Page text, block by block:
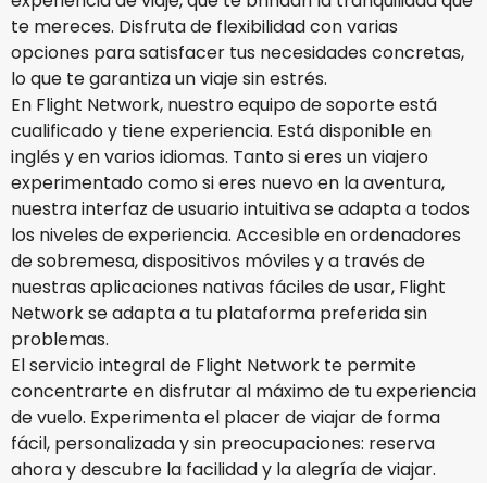
te mereces. Disfruta de flexibilidad con varias
opciones para satisfacer tus necesidades concretas,
lo que te garantiza un viaje sin estrés.
En Flight Network, nuestro equipo de soporte está
cualificado y tiene experiencia. Está disponible en
inglés y en varios idiomas. Tanto si eres un viajero
experimentado como si eres nuevo en la aventura,
nuestra interfaz de usuario intuitiva se adapta a todos
los niveles de experiencia. Accesible en ordenadores
de sobremesa, dispositivos móviles y a través de
nuestras aplicaciones nativas fáciles de usar, Flight
Network se adapta a tu plataforma preferida sin
problemas.
El servicio integral de Flight Network te permite
concentrarte en disfrutar al máximo de tu experiencia
de vuelo. Experimenta el placer de viajar de forma
fácil, personalizada y sin preocupaciones: reserva
ahora y descubre la facilidad y la alegría de viajar.